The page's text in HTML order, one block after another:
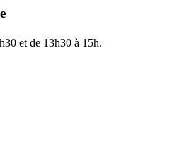
et de 13h30 à 15h.